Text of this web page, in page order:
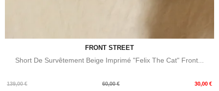
FRONT STREET
Short De Survêtement Beige Imprimé "Felix The Cat" Front...
139,00 €
Prix
60,00 € 30,00 €
Prix